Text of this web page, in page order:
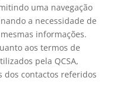
uma navegação
a necessidade de
informações.
aos termos de
pela QCSA,
dos contactos referidos